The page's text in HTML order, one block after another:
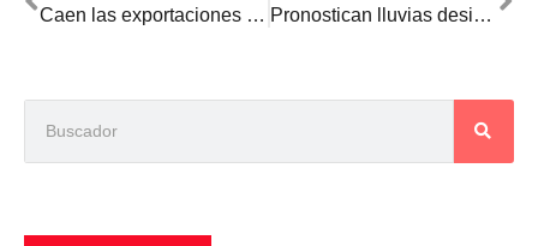
Caen las exportaciones de maíz, pero suben los ingresos por la alta demanda brasileña Pronostican lluvias desiguales que traerán alivio y desafíos para los cultivos